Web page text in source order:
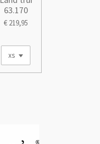
63.170
€ 219,95